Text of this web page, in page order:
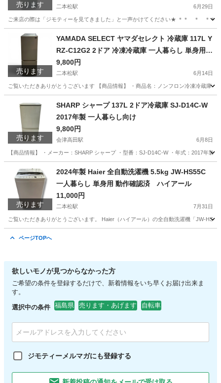
売ります 二本松駅 6月29日
ご来店の際は「ジモティーを見てきました」と一声かけてください★ ＊＊ ＊ ＊＊
福島 二本松市 キッチン家電 NTR
売ります
YAMADA SELECT ヤマダセレクト 冷蔵庫 117L Y
RZ-C12G2 2ドア 冷凍冷蔵庫 一人暮らし 単身用
小型冷蔵庫 2020年製
9,800円
二本松駅 6月14日
ご覧いただきありがとうございます 【商品情報】 ・商品名：ノンフロン冷凍冷蔵庫
キッチン家電 SELECT
売ります
SHARP シャープ 137L 2ドア冷蔵庫 SJ-D14C-W
2017年製 一人暮らし向け
9,800円
会津高田駅 6月8日
【商品情報】 ・メーカー：SHARP シャープ ・型番：SJ-D14C-W ・年式：2017年
福島 大沼郡 会津高田駅 キッチン家電 リユース
売ります
2024年製 Haier 全自動洗濯機 5.5kg JW-HS55C
一人暮らし 単身用 動作確認済 ハイアール
11,000円
二本松駅 7月31日
ご覧いただきありがとうございます。 Haier（ハイアール）の全自動洗濯機「JW-
ページTOPへ
欲しいモノが見つからなかった方
ご希望の条件を登録するだけで、新着情報をいち早くお届け出来ま
す。
選択中の条件 福島県 売ります・あげます 自転車
ジモティーメルマガにも登録する